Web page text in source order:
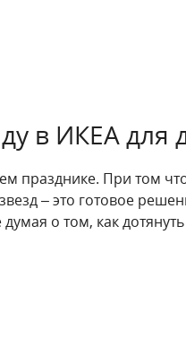
в ИКЕА для
празднике. При том
– это готовое
о том, как